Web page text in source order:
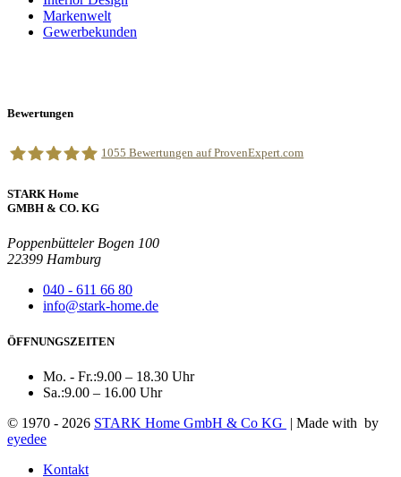
Markenwelt
Gewerbekunden
Bewertungen
STARK Home GmbH & Co. Kg
1055 Bewertungen auf ProvenExpert.com
STARK Home
GMBH & CO. KG
Poppenbütteler Bogen 100
22399 Hamburg
040 - 611 66 80
info@stark-home.de
ÖFFNUNGSZEITEN
Mo. - Fr.:9.00 – 18.30 Uhr
Sa.:9.00 – 16.00 Uhr
© 1970 - 2026 STARK Home GmbH & Co KG | Made with by
eyedee
Kontakt